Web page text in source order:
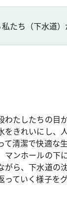
たち（下水道
わたしたちの目
をきれいにし、
て清潔で快適な
マンホールの下
がら、下水道の
っていく様子を